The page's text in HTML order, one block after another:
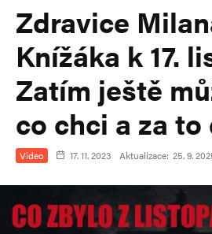
Zdravice
Knížáka k 17.
Zatím ještě
co chci a za
Video 17. 11. 2023 Aktualizace: 25. 9.